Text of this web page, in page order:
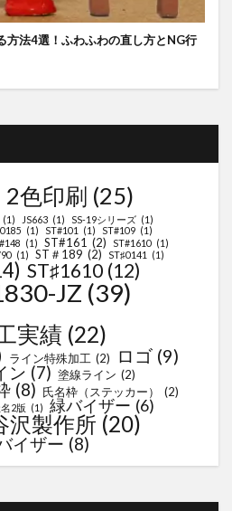
方法4選！ふわふわの直し方とNG行
2色印刷 (25)
(1) JS663 (1) SS-19シリーズ (1)
(1) ST#101 (1) ST#109 (1)
(1) ST#161 (2) ST#1610 (1)
(1) ST＃189 (2) ST♯0141
(1)
ST♯1610 (12)
JZ (39)
実績 (22)
ライン特殊加工 (2) ロゴ (9)
ン (7) 塗線ライン (2)
(8) 氏名枠（ステッカー） (2)
2版 (1) 緑バイザー (6)
沢製作所 (20)
イザー (8)